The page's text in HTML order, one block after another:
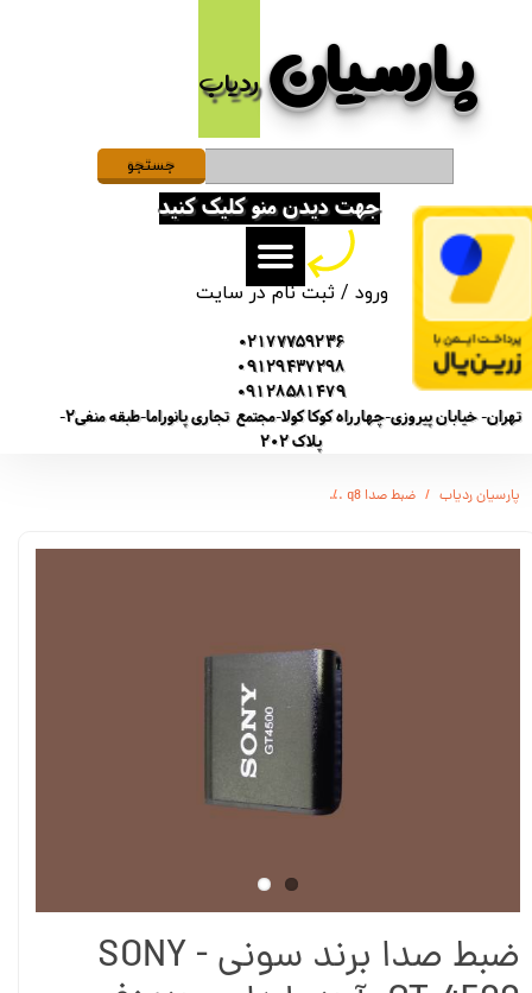
پارسیان​​​​​​​ردیاب
ورود /ثبت نام در سایت
حساب کاربری من
تغییر گذر واژه
سفارشات
خروج از حساب کاربری
02177759236
09129437298
09128581479
تهران- خیابان پیروزی-چهارراه کوکا کولا-مجتمع تجاری پانوراما-طبقه منفی2-
پلاک 202
جهت دیدن منو کلیک کنید
جستجو
پارسیان ردیاب ضبط صدا q8
ضبط صدا برند سونی - SONY